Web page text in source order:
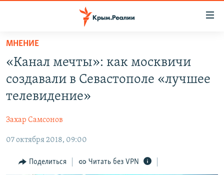
Вернуться
основному
содержанию
главной
навигации
Вернутся
поиску
11 ЛЕТ ОККУПАЦИИ КРЫМА. 11 ИСТОРИЙ СОПРОТИВЛЕНИЯ
ЕЩЕ
ИНТЕРАКТИВ
ИНФОГРАФИКА
РАДІО СВОБОДА
КАК ОБОЙТИ БЛОКИРОВКУ
МНЕНИЕ
«Канал мечты»: как москвичи
создавали в Севастополе «лучшее
телевидение»
Захар Самсонов
07 октября 2018, 09:00
Поделиться Читать без VPN